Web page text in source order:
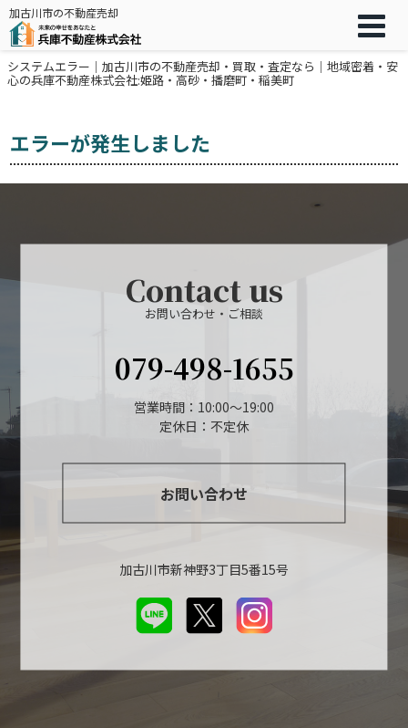
加古川市の不動産売却
システムエラー｜加古川市の不動産売却・買取・査定なら｜地域密着・安
心の兵庫不動産株式会社:姫路・高砂・播磨町・稲美町
エラーが発生しました
Contact us
お問い合わせ・ご相談
079-498-1655
営業時間：10:00～19:00
定休日：不定休
お問い合わせ
加古川市新神野3丁目5番15号